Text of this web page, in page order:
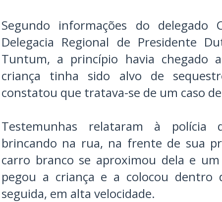
Segundo informações do delegado
Delegacia Regional de Presidente
Tuntum, a princípio havia chegado
criança tinha sido alvo de
constatou que tratava-se de um caso
Testemunhas relataram à polícia
brincando na rua, na frente de sua
carro branco se aproximou dela e
pegou a criança e a colocou dentro
seguida, em alta velocidade.